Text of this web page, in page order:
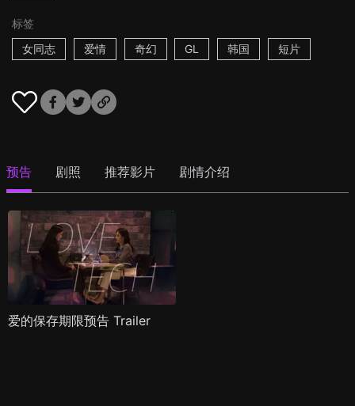
标签
女同志
爱情 奇幻 GL 韩国 短片
预告 剧照 推荐影片 剧情介绍
爱的保存期限预告 Trailer